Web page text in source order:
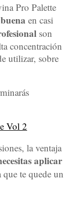
Pro Palette
en casi
son
concentración
utilizar, sobre
la ventaja
aplicar
que te quede un